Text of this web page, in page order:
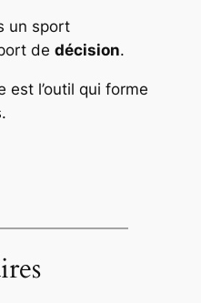
un sport
de décision.
est l’outil qui forme